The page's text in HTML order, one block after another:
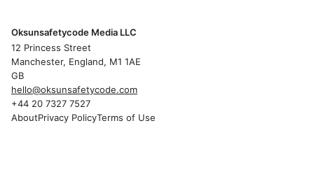
Oksunsafetycode Media LLC
12 Princess Street
Manchester, England, M1 1AE
GB
hello@oksunsafetycode.com
+44 20 7327 7527
AboutPrivacy PolicyTerms of Use